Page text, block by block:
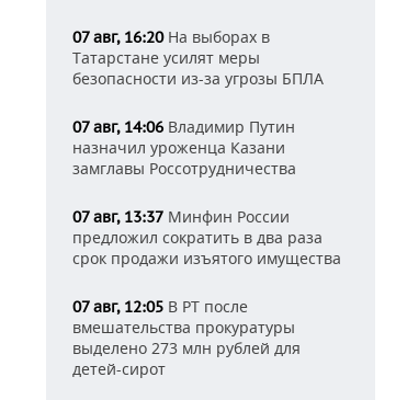
07 авг, 16:20На выборах в
Татарстане усилят меры
безопасности из-за угрозы БПЛА
07 авг, 14:06 Владимир Путин
назначил уроженца Казани
замглавы Россотрудничества
07 авг, 13:37 Минфин России
предложил сократить в два раза
срок продажи изъятого имущества
07 авг, 12:05 В РТ после
вмешательства прокуратуры
выделено 273 млн рублей для
детей-сирот